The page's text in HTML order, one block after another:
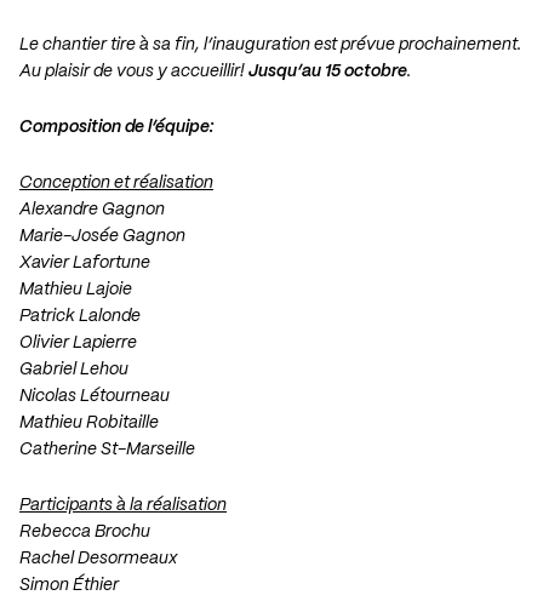
Le chantier tire à sa fin, l’inauguration est prévue prochainement.
Au plaisir de vous y accueillir! Jusqu’au 15 octobre.
Composition de l’équipe:
Conception et réalisation
Alexandre Gagnon
Marie-Josée Gagnon
Xavier Lafortune
Mathieu Lajoie
Patrick Lalonde
Olivier Lapierre
Gabriel Lehou
Nicolas Létourneau
Mathieu Robitaille
Catherine St-Marseille
Participants à la réalisation
Rebecca Brochu
Rachel Desormeaux
Simon Éthier